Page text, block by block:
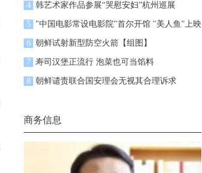
4 韩艺术家作品参展“哭慰安妇”杭州巡展
5 "中国电影常设电影院"首尔开馆 "美人鱼"上映
6 朝鲜试射新型防空火箭【组图】
7 寿司汉堡正流行 泡菜也可当馅料
8 朝鲜谴责联合国安理会无视其合理诉求
商务信息